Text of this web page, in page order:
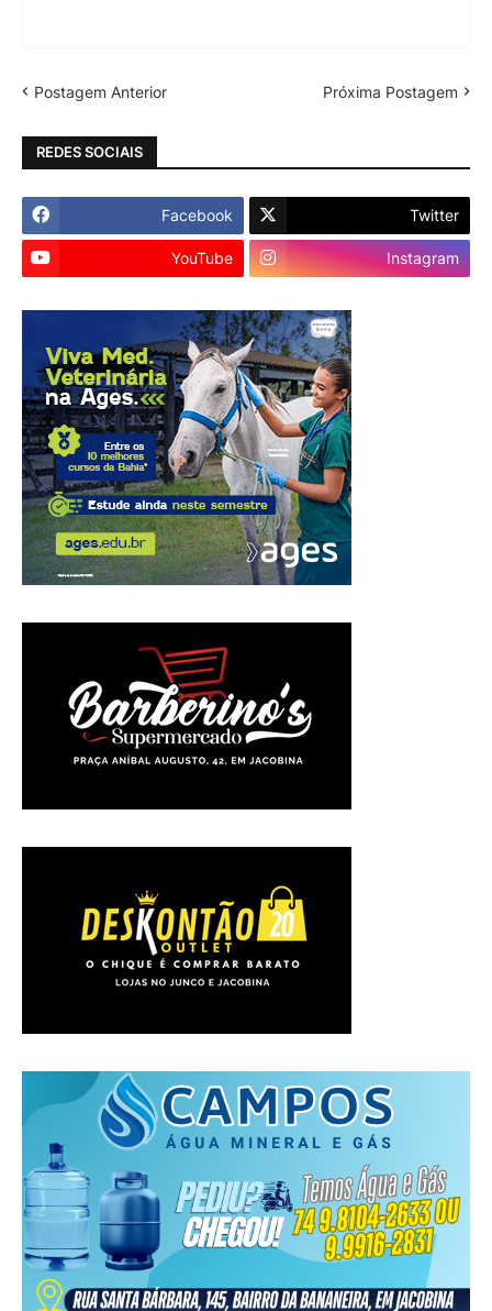
Postagem Anterior Próxima Postagem
REDES SOCIAIS
Facebook Twitter
YouTube Instagram